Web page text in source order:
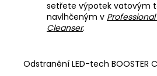
setřete výpotek vatovým
navlhčeným v
Cleanser.
Odstranění LED-tech BOOSTER